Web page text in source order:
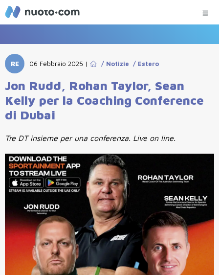
RE 06 Febbraio 2025 | / Notizie / Estero
Jon Rudd, Rohan Taylor, Sean
Kelly per la Coaching Conference
di Dubai
Tre DT insieme per una conferenza. Live on line.